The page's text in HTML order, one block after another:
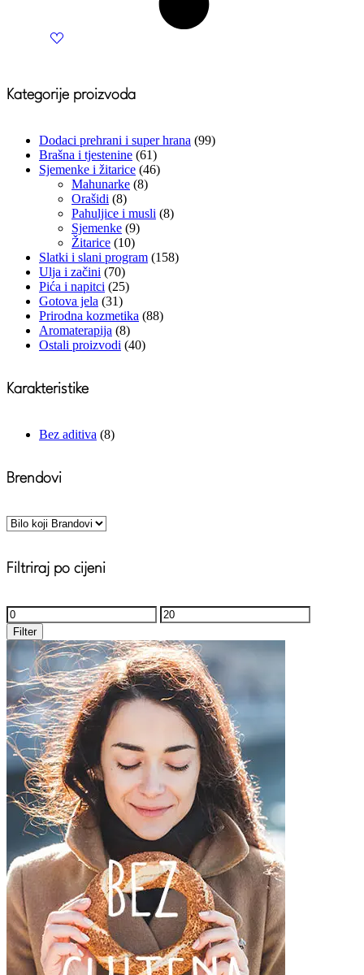
Kategorije proizvoda
Dodaci prehrani i super hrana (99)
Brašna i tjestenine (61)
Sjemenke i žitarice (46)
Mahunarke (8)
Orašidi (8)
Pahuljice i musli (8)
Sjemenke (9)
Žitarice (10)
Slatki i slani program (158)
Ulja i začini (70)
Pića i napitci (25)
Gotova jela (31)
Prirodna kozmetika (88)
Aromaterapija (8)
Ostali proizvodi (40)
Karakteristike
Bez aditiva (8)
Brendovi
Filtriraj po cijeni
Minimalna
cijena
Maksimalna
cijena
Filter